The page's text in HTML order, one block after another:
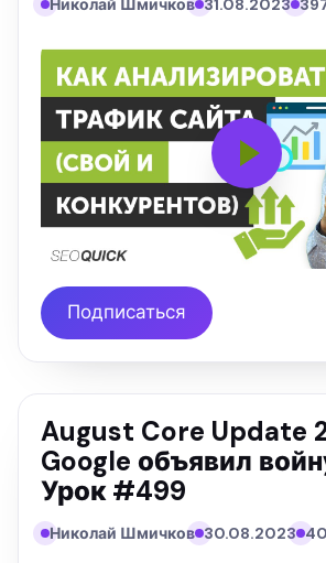
Николай Шмичков 31.08.2023
Подписаться
August Core Update
Google объявил
Урок #499
Николай Шмичков 30.08.2023